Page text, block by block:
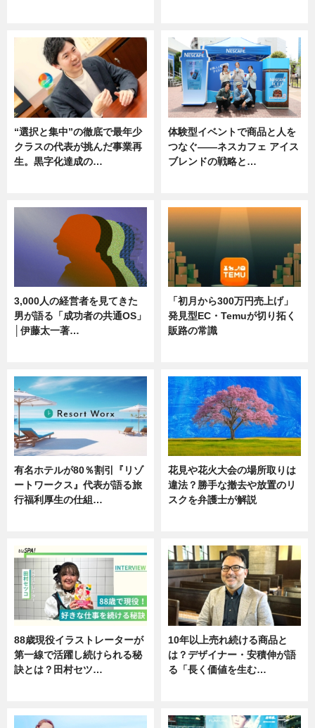
“選択と集中”の徹底で最年少
クラスの代表が挑んだ事業再
生。黒字化達成の…
体験型イベントで商品と人を
つなぐ――ネスカフェ アイス
ブレンドの戦略と…
3,000人の経営者を見てきた
男が語る「成功者の共通OS」
│伊藤太一著…
「初月から300万円売上げ」
発見型EC・Temuが切り拓く
販路の常識
有名ホテルが80％割引『リゾ
ートワークス』代表が語る旅
行福利厚生の仕組…
花見や花火大会の場所取りは
違法？勝手な撤去や放置のリ
スクを弁護士が解説
88歳現役イラストレーターが
第一線で活躍し続けられる秘
訣とは？田村セツ…
10年以上売れ続ける商品と
は？デザイナー・安積伸が語
る「長く価値を生む…